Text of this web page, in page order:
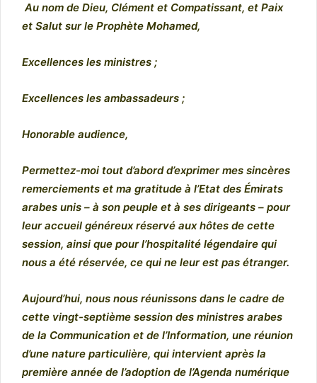
Au nom de Dieu, Clément et Compatissant, et Paix
et Salut sur le Prophète Mohamed,
Excellences les ministres ;
Excellences les ambassadeurs ;
Honorable audience,
Permettez-moi tout d’abord d’exprimer mes sincères
remerciements et ma gratitude à l’Etat des Émirats
arabes unis – à son peuple et à ses dirigeants – pour
leur accueil généreux réservé aux hôtes de cette
session, ainsi que pour l’hospitalité légendaire qui
nous a été réservée, ce qui ne leur est pas étranger.
Aujourd’hui, nous nous réunissons dans le cadre de
cette vingt-septième session des ministres arabes
de la Communication et de l’Information, une réunion
d’une nature particulière, qui intervient après la
première année de l’adoption de l’Agenda numérique